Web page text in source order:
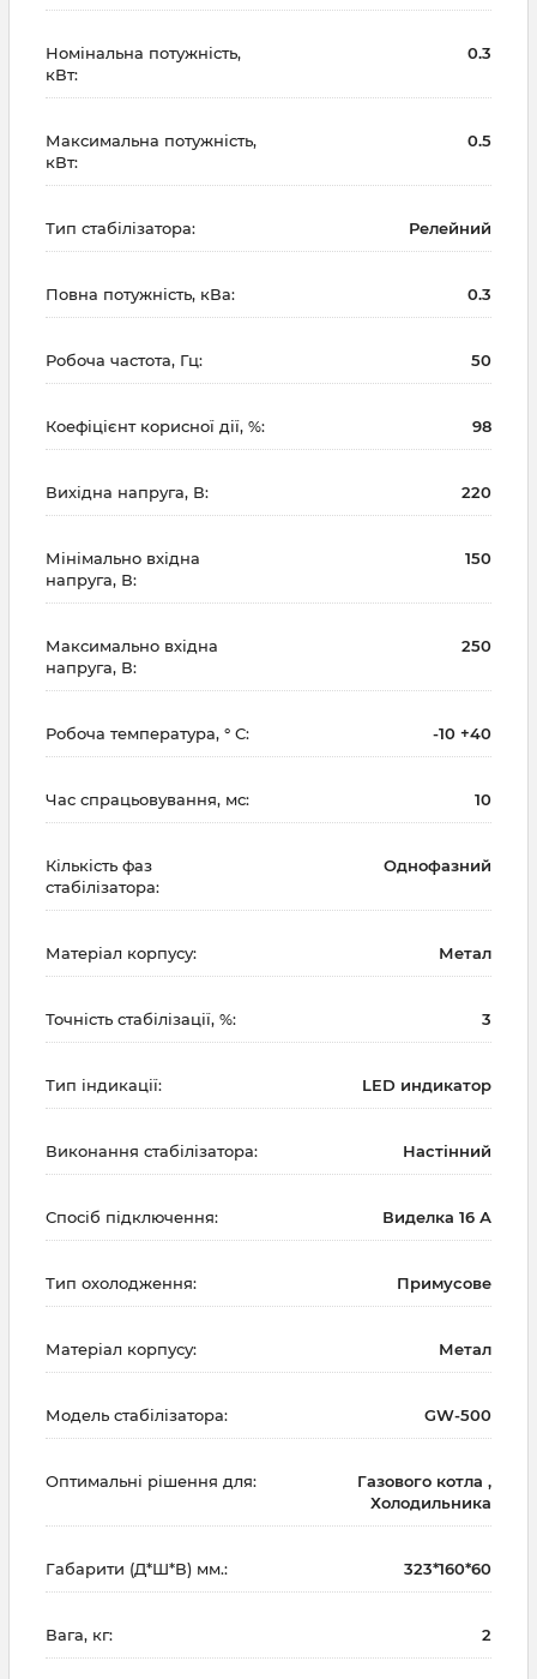
Номінальна потужність,
кВт:
0.3
Максимальна потужність,
кВт:
0.5
Тип стабілізатора: Релейний
Повна потужність, кВа: 0.3
Робоча частота, Гц: 50
Коефіцієнт корисної дії, %: 98
Вихідна напруга, В: 220
Мінімально вхідна
напруга, В:
150
Максимально вхідна
напруга, В:
250
Робоча температура, ° С: -10 +40
Час спрацьовування, мс: 10
Кількість фаз
стабілізатора:
Однофазний
Матеріал корпусу: Метал
Точність стабілізації, %: 3
Тип індикації: LED индикатор
Виконання стабілізатора: Настінний
Спосіб підключення: Виделка 16 А
Тип охолодження: Примусове
Матеріал корпусу: Метал
Модель стабілізатора: GW-500
Оптимальні рішення для:
Газового котла ,
Холодильника
Габарити (Д*Ш*В) мм.: 323*160*60
Вага, кг: 2